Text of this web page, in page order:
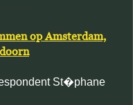
op Amsterdam,
St�phane